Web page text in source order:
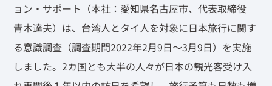
ョン・サポート（本社：愛知県名古屋市、代表取締役
青木達夫）は、台湾人とタイ人を対象に日本旅行に関す
る意識調査（調査期間2022年2月9日〜3月9日）を実施
しました。2カ国とも大半の人々が日本の観光客受け入